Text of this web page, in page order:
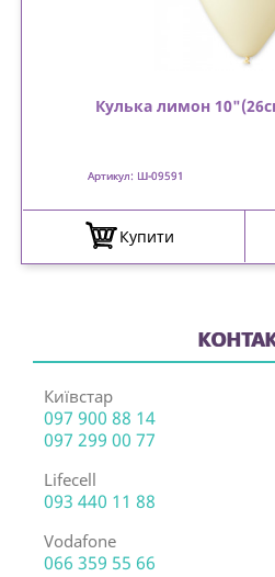
Кулька лимон
Артикул: Ш-09591
Купити
Київстар
097 900 88 14
097 299 00 77
Lifecell
093 440 11 88
Vodafone
066 359 55 66